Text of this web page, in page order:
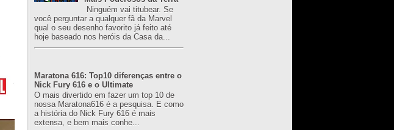
Ninguém vai titubear. Se
você perguntar a qualquer fã da Marvel
qual o seu desenho favorito já feito até
hoje baseado nos heróis da Casa da...
Maratona 616: Top10 diferenças entre o
Nick Fury 616 e o Ultimate
O mais divertido em fazer um top 10 de
nossa Maratona616 é a pesquisa. E como
a história do Nick Fury 616 é mais
extensa, e bem mais conhe...